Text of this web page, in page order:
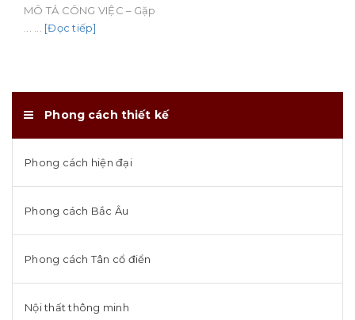
MÔ TẢ CÔNG VIỆC – Gặp
[Đọc tiếp]
Phong cách thiết kế
Phong cách hiện đại
Phong cách Bắc Âu
Phong cách Tân cổ điển
Nội thất thông minh